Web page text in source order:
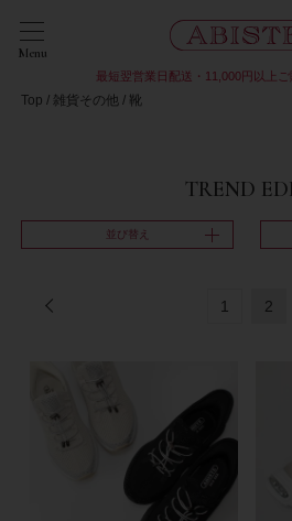
Menu
最短翌営業日配送・11,000円以上
Top 雑貨その他 靴
TREND
並び替え
1 2